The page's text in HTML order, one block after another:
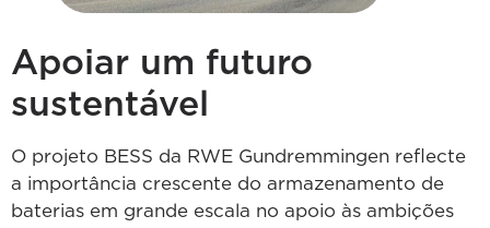
Apoiar um futuro
sustentável
O projeto BESS da RWE Gundremmingen reflecte
a importância crescente do armazenamento de
baterias em grande escala no apoio às ambições